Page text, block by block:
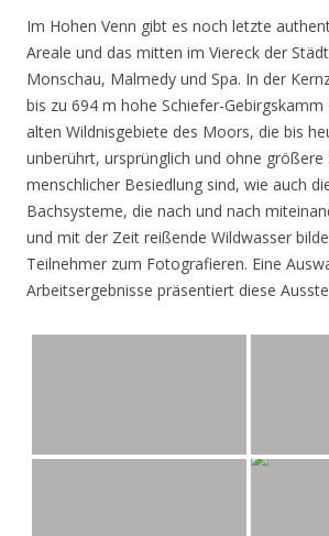
Im Hohen Venn gibt es noch letzte
Areale und das mitten im Viereck der
Monschau, Malmedy und Spa. In der
bis zu 694 m hohe Schiefer-
alten Wildnisgebiete des Moors, die bis
unberührt, ursprünglich und ohne größere
menschlicher Besiedlung sind, wie auch
Bachsysteme, die nach und nach
und mit der Zeit reißende Wildwasser
Teilnehmer zum Fotografieren. Eine
Arbeitsergebnisse präsentiert diese